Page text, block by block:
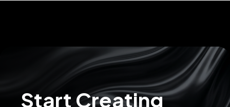
Start Creating